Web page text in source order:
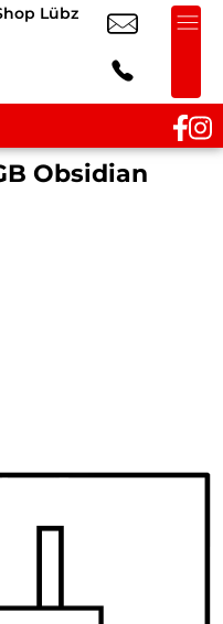
Lübz
Obsidian